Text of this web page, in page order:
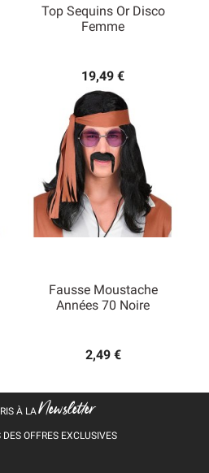
Top Sequins Or Disco
Femme
19,49 €
Fausse Moustache
Années 70 Noire
2,49 €
À LANewsletter
DES OFFRES EXCLUSIVES